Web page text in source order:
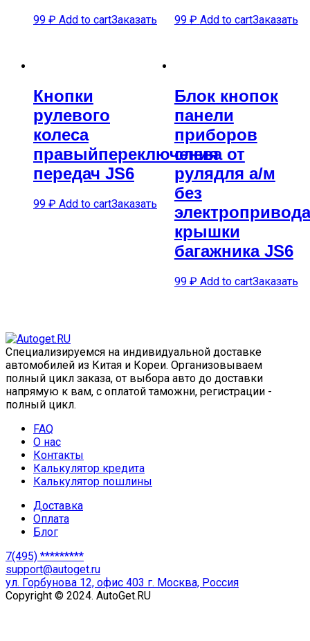
99 ₽ Add to cartЗаказать 99 ₽ Add to cartЗаказать
Кнопки
рулевого
колеса
правыйпереключения
передач JS6
99 ₽ Add to cartЗаказать
Блок кнопок
панели
приборов
слева от
рулядля а/м
без
электропривода
крышки
багажника JS6
99 ₽ Add to cartЗаказать
Специализируемся на индивидуальной доставке
автомобилей из Китая и Кореи. Организовываем
полный цикл заказа, от выбора авто до доставки
напрямую к вам, с оплатой таможни, регистрации -
полный цикл.
FAQ
О нас
Контакты
Калькулятор кредита
Калькулятор пошлины
Доставка
Оплата
Блог
7(495) *********
support@autoget.ru
ул. Горбунова 12, офис 403 г. Москва, Россия
Copyright © 2024. AutoGet.RU